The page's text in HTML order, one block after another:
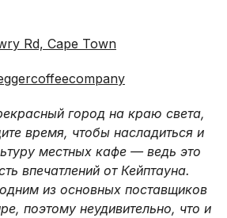
Rd, Cape Town
город на краю света,
время, чтобы насладиться и
местных кафе — ведь это
впечатлений от Кейптауна.
из основных поставщиков
поэтому неудивительно, что и